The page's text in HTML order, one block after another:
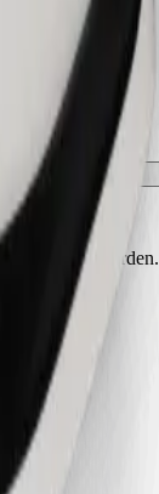
geschützt werden.